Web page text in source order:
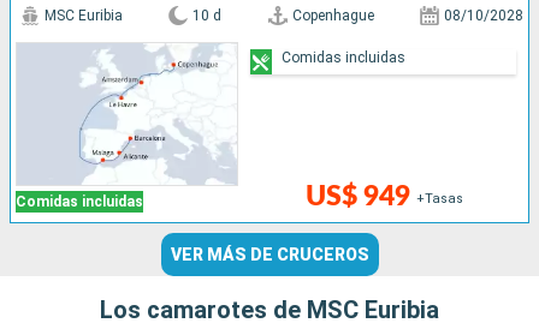
Comidas incluidas
MSC Euribia 10 d Copenhague 08/10/2028
US$ 949 +Tasas
Comidas incluidas
VER MÁS DE CRUCEROS
Los camarotes de MSC Euribia